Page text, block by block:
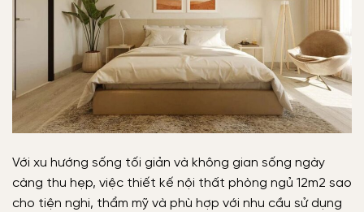
Với xu hướng sống tối giản và không gian sống ngày
càng thu hẹp, việc thiết kế nội thất phòng ngủ 12m2 sao
cho tiện nghi, thẩm mỹ và phù hợp với nhu cầu sử dụng